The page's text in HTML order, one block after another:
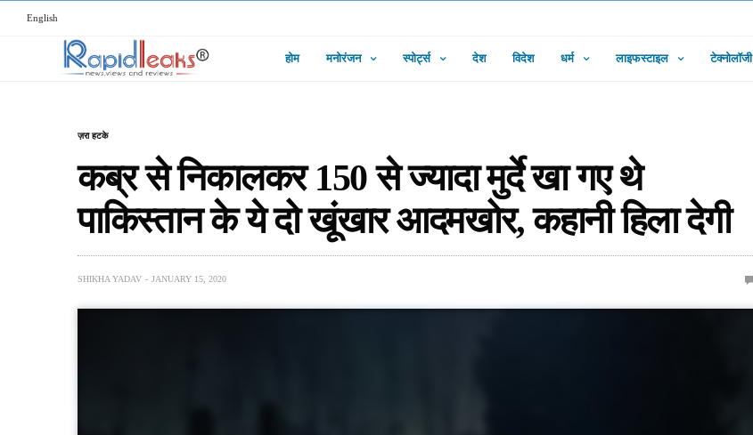
English
होम मनोरंजन स्पोर्ट्स देश विदेश धर्म लाइफस्टाइल टेक्नोलॉजी
ज़रा हटके
कब्र से निकालकर 150 से ज्यादा मुर्दे खा गए थे
पाकिस्तान के ये दो खूंखार आदमखोर, कहानी हिला देगी
SHIKHA YADAV JANUARY 15, 2020